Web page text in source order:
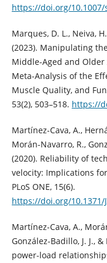
https://doi.org/10.1007/
Marques, D. L., Neiva,
(2023). Manipulating
Middle-Aged and Older
Meta-Analysis of the
Muscle Quality, and
53(2), 503–518. https://
Martínez-Cava, A.,
Morán-Navarro, R.,
(2020). Reliability of
velocity: Implications
PLoS ONE, 15(6).
https://doi.org/10.1371/
Martínez-Cava, A.,
González-Badillo, J. J.,
power-load